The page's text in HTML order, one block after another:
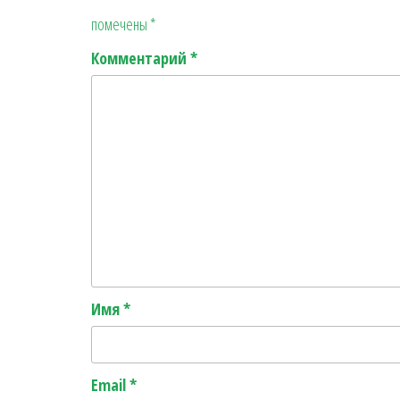
помечены *
Комментарий *
Имя*
Email*